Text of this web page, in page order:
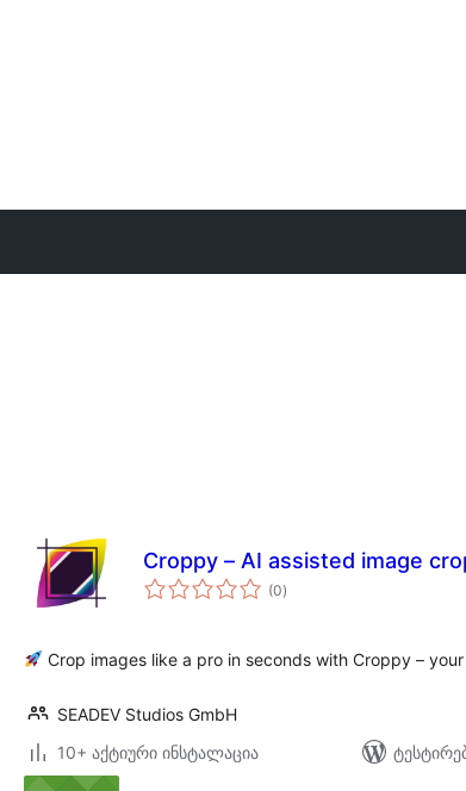
Croppy – AI assisted image
(0საერთო
რეიტინგი
)
Crop images like a pro in seconds with Croppy –
SEADEV Studios GmbH
10+ აქტიური ინსტალაცია